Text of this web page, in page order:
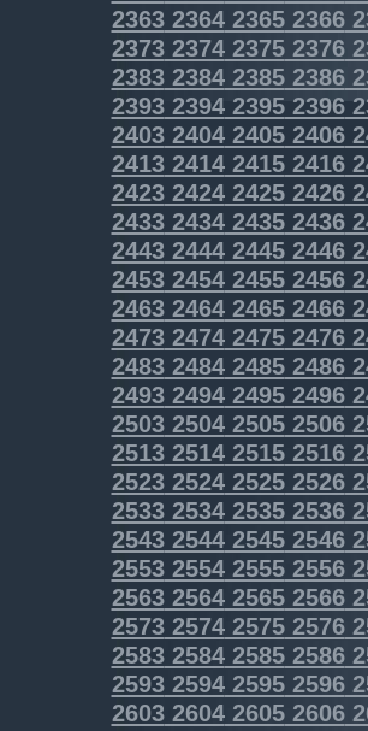
2363236423652366
2373237423752376
2383238423852386
2393239423952396
2403240424052406
2413241424152416
2423242424252426
2433243424352436
2443244424452446
2453245424552456
2463246424652466
2473247424752476
2483248424852486
2493249424952496
2503250425052506
2513251425152516
2523252425252526
2533253425352536
2543254425452546
2553255425552556
2563256425652566
2573257425752576
2583258425852586
2593259425952596
2603260426052606